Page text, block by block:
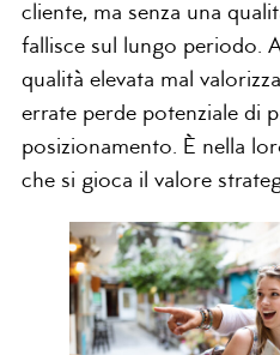
cliente, ma senza una
fallisce sul lungo periodo.
qualità elevata mal
errate perde potenziale di
posizionamento. È nella
che si gioca il valore